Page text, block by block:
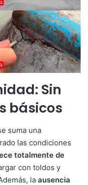
Sin
básicos
suma una
las condiciones
totalmente de
con toldos y
la ausencia